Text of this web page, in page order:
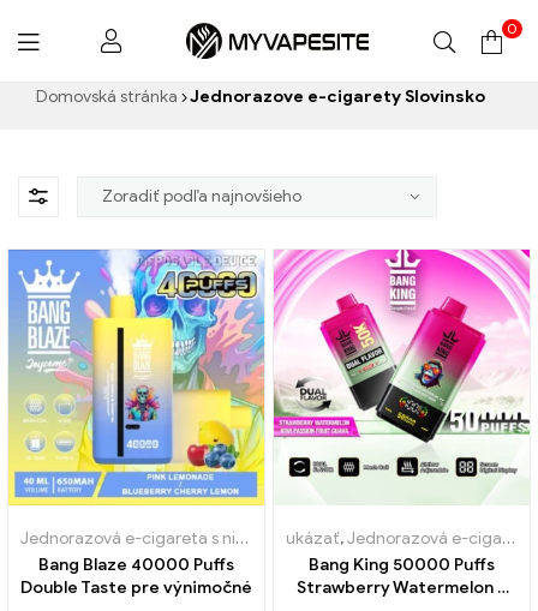
Myvapesite.de
0
Domovská stránka Jednorazove e-cigarety Slovinsko
Jednorazová e-cigareta s nikotínom ,Jednorazové elektronické
Bang Blaze 40000 Puffs
Double Taste pre výnimočné
ukázať,Jednorazová e-cigareta s nikotínom
Bang King 50000 Puffs
Strawberry Watermelon a